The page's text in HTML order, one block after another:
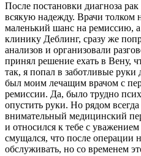
После постановки диагноза
всякую надежду. Врачи толком
маленький шанс на ремиссию,
клинику Деблинг, сразу же
анализов и организовали
принял решение ехать в Вену,
так, я попал в заботливые
был моим лечащим врачом с
ремиссии. Да, было трудно
опустить руки. Но рядом
внимательный медицинский
и относился к тебе с
смущался, что после операции
обслуживать, но со временем